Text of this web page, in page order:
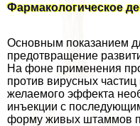
Фармакологическое
Основным показанием
предотвращение
На фоне применения
против вирусных
желаемого эффекта
инъекции с
форму живых штаммов